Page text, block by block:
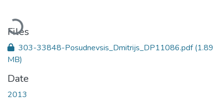
Loading...
Files
303-33848-Posudnevsis_Dmitrijs_DP11086.pdf(1.89
MB)
Date
2013